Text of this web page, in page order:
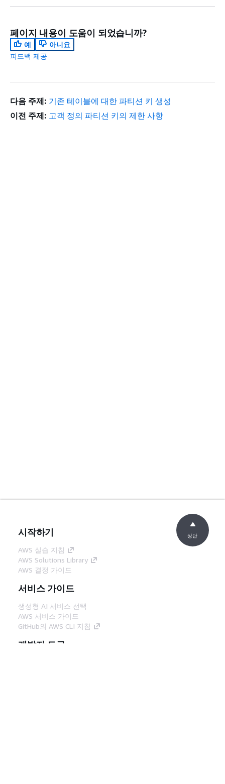
페이지 내용이 도움이 되었습니까?
예
아니요
피드백 제공
다음 주제: 기존 테이블에 대한 파티션 키 생성
이전 주제: 고객 정의 파티션 키의 제한 사항
시작하기
AWS 실습 지침
AWS Solutions Library
AWS 결정 가이드
서비스 가이드
생성형 AI 서비스 선택
AWS 서비스 가이드
GitHub의 AWS CLI 지침
개발자 도구
상단